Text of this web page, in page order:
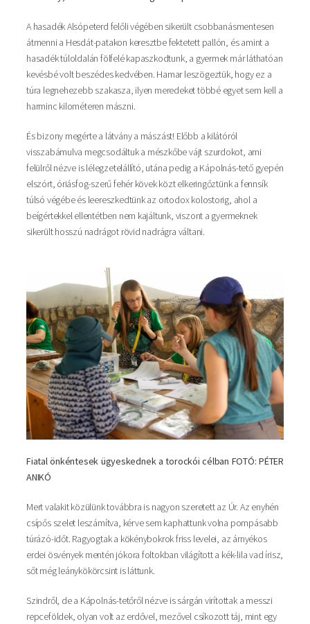
A hasadék Alsópeterd felőli végében sikerült csobbanásmentesen
átmenni a Hesdát-patakon keresztbe fektetett pallón, és amint a
hasadék túloldalán fölfelé kapaszkodtunk, a gyermek már láthatóan
kevésbé volt beszédes kedvében. Hamar leszögeztük, hogy ez a
túra legnehezebb szakasza, ilyen meredeket többé egyet sem kell a
harminc kilométeren mászni.
És bizony megérte a látvány a mászást! Előbb a kilátóról
visszabámulva megcsodáltuk a mészkőbe vájt szurdokot, ami
felülről nézve is lélegzetelállító, utána pedig a Kápolnás-tető gyepén
elszórt, óriásfog-szerű fehér kövek közt elkeringőztünk a fennsík
túlsó végébe és leereszkedtünk az ortodox kolostorig, ahol a
beígértekkel ellentétben nem kajáltunk, viszont a gyermeknek
sikerült hosszú nadrágot rövid nadrágra váltani.
Fiatal önkéntesek ügyeskednek a torockói célban FOTÓ: PÉTER
ANIKÓ
Mert valakit közülünk továbbra is nagyon szeretett az Úr. Az enyhén
csípős szelet leszámítva, kérve sem kaphattunk volna pompásabb
túrázó-időt. Ragyogtak a kökénybokrok friss levelei, az árnyékos
erdei ösvények mentén jókora foltokban világított a kék-lila vad írisz,
sőt még leánykökörcsint is láttunk.
Szindről, de a Kápolnás-tetőről nézve is sárgán virítottak a messzi
repceföldek, olyan volt az erdővel, mezővel csíkozott táj, mint egy